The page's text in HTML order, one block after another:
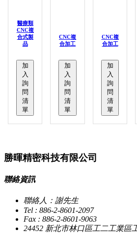
醫療類
CNC複
合式製
品
加
入
詢
問
清
單
CNC複
合加工
加
入
詢
問
清
單
CNC複
合加工
加
入
詢
問
清
單
勝暉精密科技有限公司
聯絡資訊
聯絡人：謝先生
Tel : 886-2-8601-2097
Fax : 886-2-8601-9063
24452 新北市林口區工二工業區